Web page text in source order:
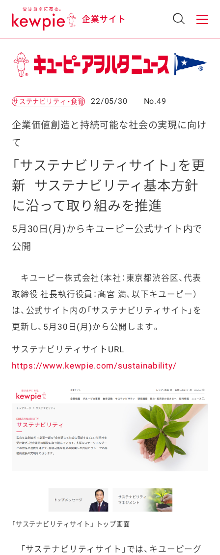
企業サイト
サステナビリティ・食育 22/05/30 No.49
企業価値創造と持続可能な社会の実現に向け
て
「サステナビリティサイト」を更
新
サステナビリティ基本方針
に沿って取り組みを推進
5月30日(月)からキユーピー公式サイト内で
公開
キユーピー株式会社（本社：東京都渋谷区、代表
取締役 社長執行役員：髙宮 満、以下キユーピー）
は、公式サイト内の「サステナビリティサイト」を
更新し、5月30日(月)から公開します。
サステナビリティサイトURL
https://www.kewpie.com/sustainability/
「サステナビリティサイト」 トップ画面
「サステナビリティサイト」では、キユーピーグ